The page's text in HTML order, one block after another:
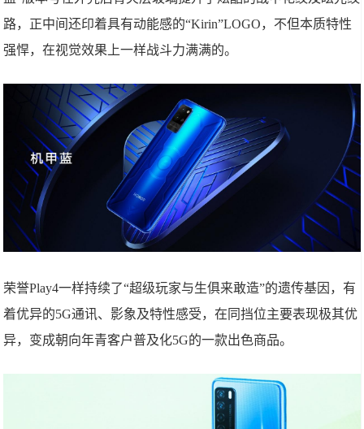
路，正中间还印着具有动能感的“Kirin”LOGO，不但本质特性
强悍，在视觉效果上一样战斗力满满的。
荣誉Play4一样持续了“超级玩家与生俱来敢造”的遗传基因，有
着优异的5G通讯、影象及特性感受，在同挡位主要表现极其优
异，变成朝向年青客户普及化5G的一款出色商品。